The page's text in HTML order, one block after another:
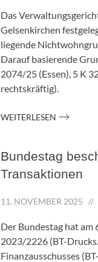
Das
Gelsenkirchen
liegende
Darauf basierende
2074/25 (Essen), 5 K
rechtskräftig).
WEITERLESEN
Bundestag
Transaktionen
11. NOVEMBER 2025
Der Bundestag hat am
2023/2226 (BT-
Finanzausschusses